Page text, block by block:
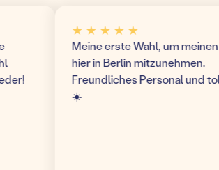
★ ★ ★ ★ ★
Meine erste Wahl, um meinen Hund
hier in Berlin mitzunehmen.
Freundliches Personal und tolle Lage